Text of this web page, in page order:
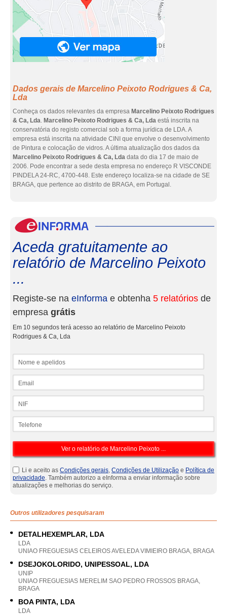
Dados gerais de Marcelino Peixoto Rodrigues & Ca,
Lda
Conheça os dados relevantes da empresa Marcelino Peixoto Rodrigues
& Ca, Lda. Marcelino Peixoto Rodrigues & Ca, Lda está inscrita na
conservatória do registo comercial sob a forma jurídica de LDA. A
empresa está inscrita na atividade CINI que envolve o desenvolvimento
de Pintura e colocação de vidros. A última atualização dos dados da
Marcelino Peixoto Rodrigues & Ca, Lda data do dia 17 de maio de
2006. Pode encontrar a sede desta empresa no endereço R VISCONDE
PINDELA 24-RC, 4700-448. Este endereço localiza-se na cidade de SE
BRAGA, que pertence ao distrito de BRAGA, em Portugal.
Aceda gratuitamente ao
relatório de Marcelino Peixoto
...
Registe-se na eInforma e obtenha 5 relatórios de
empresa grátis
Em 10 segundos terá acesso ao relatório de Marcelino Peixoto
Rodrigues & Ca, Lda
Li e aceito as Condições gerais, Condições de Utilização e Política de
privacidade. Também autorizo a eInforma a enviar informação sobre
atualizações e melhorias do serviço.
Outros utilizadores pesquisaram
DETALHEXEMPLAR, LDA
LDA
UNIAO FREGUESIAS CELEIROS AVELEDA VIMIEIRO BRAGA, BRAGA
DSEJOKOLORIDO, UNIPESSOAL, LDA
UNIP
UNIAO FREGUESIAS MERELIM SAO PEDRO FROSSOS BRAGA,
BRAGA
BOA PINTA, LDA
LDA